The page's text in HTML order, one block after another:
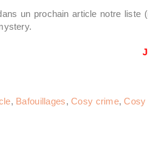
un prochain article notre
, Bafouillages,Cosy crime,